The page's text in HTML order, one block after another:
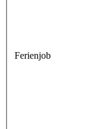
Ferienjob